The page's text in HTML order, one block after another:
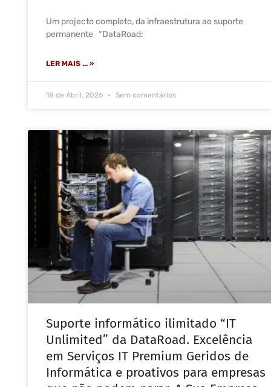
Um projecto completo, da infraestrutura ao suporte
permanente “DataRoad:
LER MAIS ... »
18 de Abril, 2026 Sem comentários
Suporte informático ilimitado “IT
Unlimited” da DataRoad. Excelência
em Serviços IT Premium Geridos de
Informática e proativos para empresas